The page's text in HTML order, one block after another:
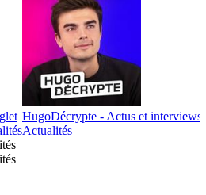
HugoDécrypte - Actus et interviews
Actualités